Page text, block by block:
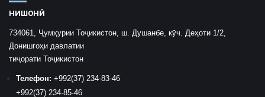
НИШОНӢ
734061, Ҷумҳурии Тоҷикистон, ш. Душанбе, кӯч. Деҳоти 1/2,
Донишгоҳи давлатии
тиҷорати Тоҷикистон
Телефон: +992(37) 234-83-46
+992(37) 234-85-46